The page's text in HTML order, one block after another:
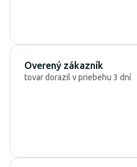
Overený zákazník
tovar dorazil v priebehu 3 dní